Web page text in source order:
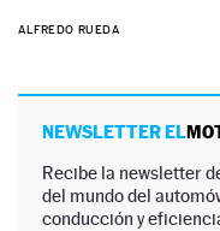
ALFREDO RUEDA
NEWSLETTER EL
Recibe la newsletter
del mundo del
conducción y